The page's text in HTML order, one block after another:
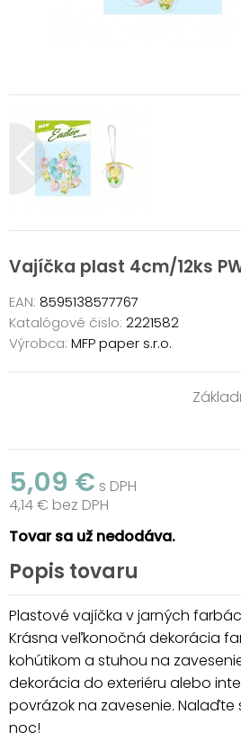
Vajíčka plast 4cm/12ks
EAN: 8595138577767
Katalógové čislo: 2221582
Výrobca: MFP paper s.r.o.
5,09 € s DPH
4,14 € bez DPH
Tovar sa už nedodáva.
Popis tovaru
Plastové vajíčka v jarných
Krásna veľkonočná dekorácia
kohútikom a stuhou na
dekorácia do exteriéru alebo
povrázok na zavesenie. Nalaďte
noc!